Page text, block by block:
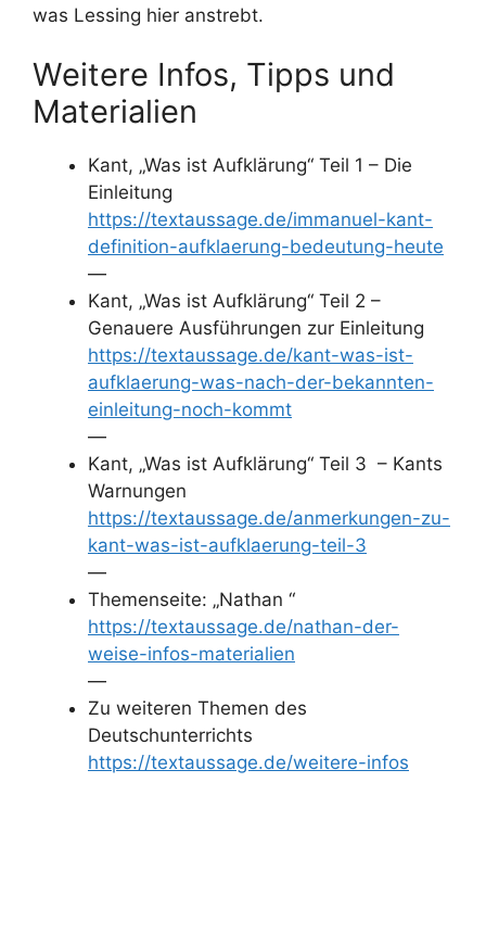
was Lessing hier anstrebt.
Weitere Infos, Tipps und
Materialien
Kant, „Was ist Aufklärung“ Teil 1 – Die
Einleitung
https://textaussage.de/immanuel-kant-
definition-aufklaerung-bedeutung-heute
—
Kant, „Was ist Aufklärung“ Teil 2 –
Genauere Ausführungen zur Einleitung
https://textaussage.de/kant-was-ist-
aufklaerung-was-nach-der-bekannten-
einleitung-noch-kommt
—
Kant, „Was ist Aufklärung“ Teil 3 – Kants
Warnungen
https://textaussage.de/anmerkungen-zu-
kant-was-ist-aufklaerung-teil-3
—
Themenseite: „Nathan “
https://textaussage.de/nathan-der-
weise-infos-materialien
—
Zu weiteren Themen des
Deutschunterrichts
https://textaussage.de/weitere-infos